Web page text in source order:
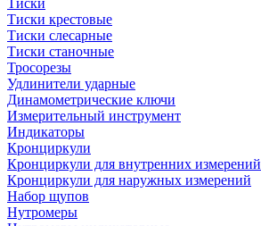
Тиски
Тиски крестовые
Тиски слесарные
Тиски станочные
Тросорезы
Удлинители ударные
Динамометрические ключи
Измерительный инструмент
Индикаторы
Кронциркули
Кронциркули для внутренних измерений
Кронциркули для наружных измерений
Набор щупов
Нутромеры